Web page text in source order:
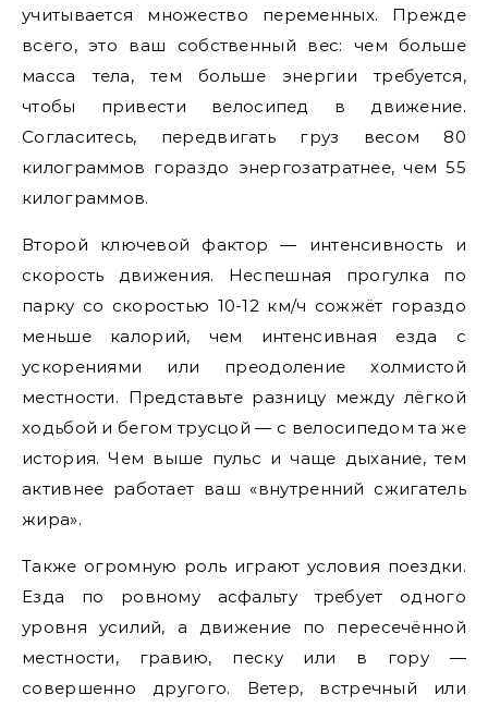
учитывается множество переменных. Прежде
всего, это ваш собственный вес: чем больше
масса тела, тем больше энергии требуется,
чтобы привести велосипед в движение.
Согласитесь, передвигать груз весом 80
килограммов гораздо энергозатратнее, чем 55
килограммов.
Второй ключевой фактор — интенсивность и
скорость движения. Неспешная прогулка по
парку со скоростью 10-12 км/ч сожжёт гораздо
меньше калорий, чем интенсивная езда с
ускорениями или преодоление холмистой
местности. Представьте разницу между лёгкой
ходьбой и бегом трусцой — с велосипедом та же
история. Чем выше пульс и чаще дыхание, тем
активнее работает ваш «внутренний сжигатель
жира».
Также огромную роль играют условия поездки.
Езда по ровному асфальту требует одного
уровня усилий, а движение по пересечённой
местности, гравию, песку или в гору —
совершенно другого. Ветер, встречный или